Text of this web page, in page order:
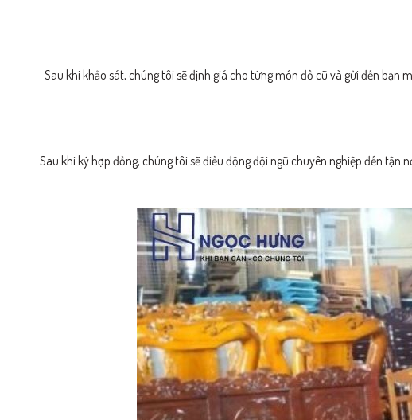
Sau khi khảo sát, chúng tôi sẽ định giá cho từng món đồ cũ và gửi đến bạn
Sau khi ký hợp đồng, chúng tôi sẽ điều động đội ngũ chuyên nghiệp đến